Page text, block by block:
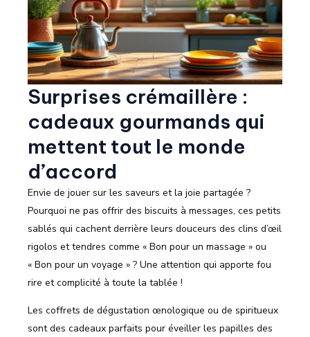
Surprises crémaillère :
cadeaux gourmands qui
mettent tout le monde
d’accord
Envie de jouer sur les saveurs et la joie partagée ?
Pourquoi ne pas offrir des biscuits à messages, ces petits
sablés qui cachent derrière leurs douceurs des clins d’œil
rigolos et tendres comme « Bon pour un massage » ou
« Bon pour un voyage » ? Une attention qui apporte fou
rire et complicité à toute la tablée !
Les coffrets de dégustation œnologique ou de spiritueux
sont des cadeaux parfaits pour éveiller les papilles des